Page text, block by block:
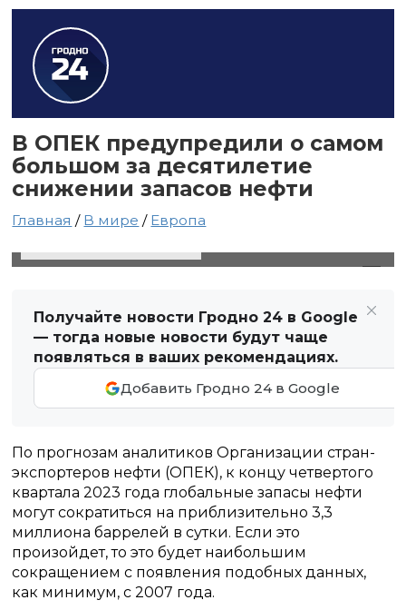
В ОПЕК предупредили о самом
большом за десятилетие
снижении запасов нефти
Главная / В мире / Европа
Получайте новости Гродно 24 в Google
— тогда новые новости будут чаще
появляться в ваших рекомендациях.
Добавить Гродно 24 в Google
По прогнозам аналитиков Организации стран-
экспортеров нефти (ОПЕК), к концу четвертого
квартала 2023 года глобальные запасы нефти
могут сократиться на приблизительно 3,3
миллиона баррелей в сутки. Если это
произойдет, то это будет наибольшим
сокращением с появления подобных данных,
как минимум, с 2007 года.